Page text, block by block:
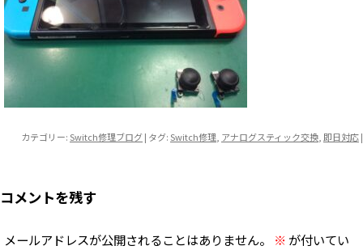
カテゴリー: Switch修理ブログ| タグ: Switch修理 アナログスティック交換 即日対応|
コメントを残す
メールアドレスが公開されることはありません。 ※ が付いてい